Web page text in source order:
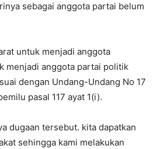
sebagai anggota partai belum
untuk menjadi anggota
menjadi anggota partai politik
dengan Undang-Undang No 17
pasal 117 ayat 1(i).
dugaan tersebut. kita dapatkan
sehingga kami melakukan